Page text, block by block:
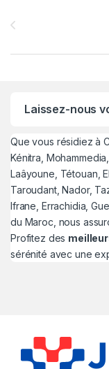
Laissez-nous
Que vous résidiez à
Kénitra,
Laâyoune, Tétouan,
Taroudant, Nador,
Ifrane, Errachidia,
du Maroc, nous
Profitez des
sérénité avec une